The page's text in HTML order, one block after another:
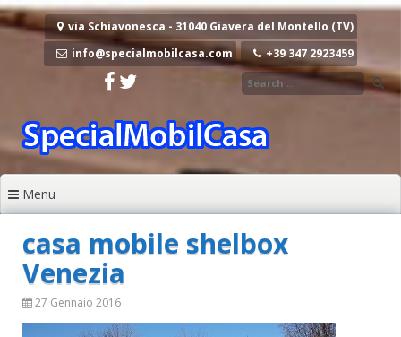
Vai al contenuto
via Schiavonesca - 31040 Giavera del Montello (TV)
info@specialmobilcasa.com
+39 347 2923459
Menu
casa mobile shelbox
Venezia
27 Gennaio 2016